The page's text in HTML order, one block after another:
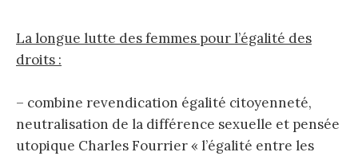
La longue lutte des femmes pour l’égalité des
droits :
– combine revendication égalité citoyenneté,
neutralisation de la différence sexuelle et pensée
utopique Charles Fourrier « l’égalité entre les